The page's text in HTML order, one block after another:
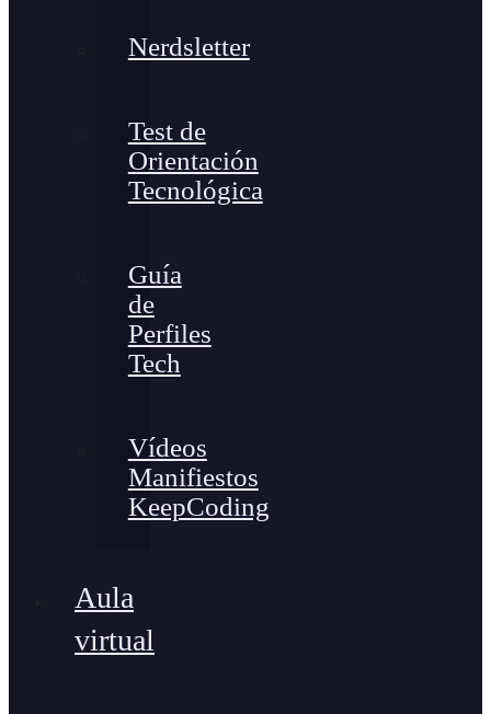
Nerdsletter
Test de
Orientación
Tecnológica
Guía
de
Perfiles
Tech
Vídeos
Manifiestos
KeepCoding
Aula
virtual